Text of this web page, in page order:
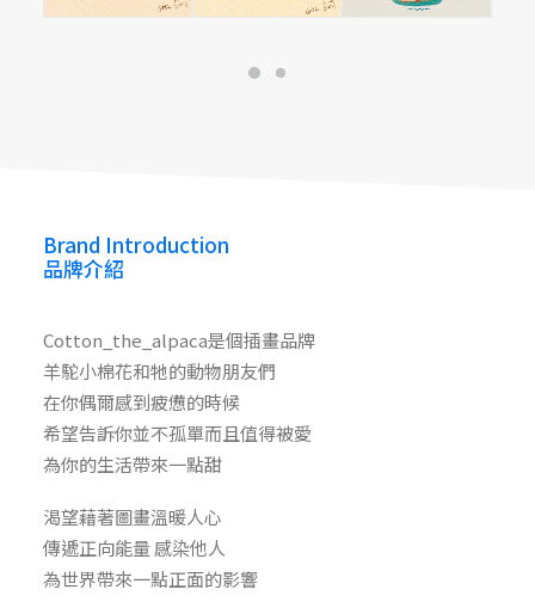
Brand Introduction
品牌介紹
Cotton_the_alpaca是個插畫品牌
羊駝小棉花和牠的動物朋友們
在你偶爾感到疲憊的時候
希望告訴你並不孤單而且值得被愛
為你的生活帶來一點甜
渴望藉著圖畫溫暖人心
傳遞正向能量 感染他人
為世界帶來一點正面的影響